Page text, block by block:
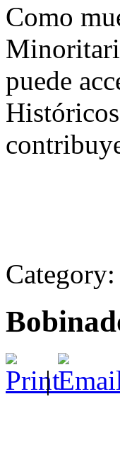
Como
puede
Category:
|